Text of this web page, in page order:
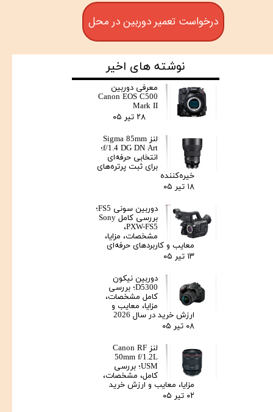
نوشته های اخیر
معرفی دوربین
Canon EOS C500
Mark II
۲۸ تیر ۰۵
لنز Sigma 85mm
f/1.4 DG DN Art؛
انتخابی حرفه‌ای
برای ثبت پرتره‌های
خیره‌کننده
۱۸ تیر ۰۵
دوربین سونی FS5؛
بررسی کامل Sony
PXW-FS5،
مشخصات، مزایا،
معایب و کاربردهای حرفه‌ای
۱۳ تیر ۰۵
دوربین نیکون
D5300؛ بررسی
کامل مشخصات،
مزایا، معایب و
ارزش خرید در سال 2026
۰۸ تیر ۰۵
لنز Canon RF
50mm f/1.2L
USM؛ بررسی
کامل، مشخصات،
مزایا، معایب و ارزش خرید
۰۲ تیر ۰۵
درخواست تعمیر دوربین در محل